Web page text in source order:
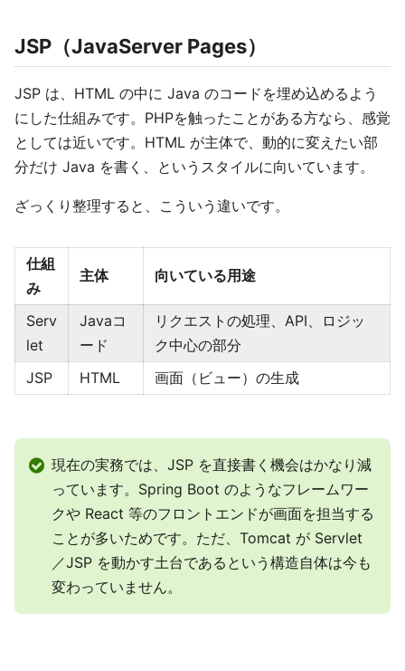
JSP（JavaServer Pages）
JSP は、HTML の中に Java のコードを埋め込めるよう
にした仕組みです。PHPを触ったことがある方なら、感覚
としては近いです。HTML が主体で、動的に変えたい部
分だけ Java を書く、というスタイルに向いています。
ざっくり整理すると、こういう違いです。
仕組
み
主体 向いている用途
Serv
let
Javaコ
ード
リクエストの処理、API、ロジッ
ク中心の部分
JSP
HTML 画面（ビュー）の生成
現在の実務では、JSP を直接書く機会はかなり減
っています。Spring Boot のようなフレームワー
クや React 等のフロントエンドが画面を担当する
ことが多いためです。ただ、Tomcat が Servlet
／JSP を動かす土台であるという構造自体は今も
変わっていません。